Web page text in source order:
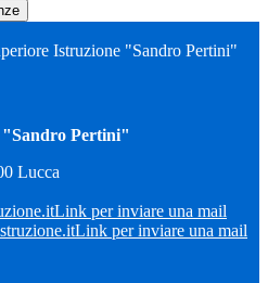
Istruzione "Sandro Pertini"
"Sandro Pertini"
Lucca
Link per inviare una mail
Link per inviare una mail